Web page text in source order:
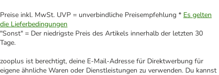
Preise inkl. MwSt. UVP = unverbindliche Preisempfehlung * Es gelten
die Lieferbedingungen
"Sonst" = Der niedrigste Preis des Artikels innerhalb der letzten 30
Tage.
zooplus ist berechtigt, deine E-Mail-Adresse für Direktwerbung für
eigene ähnliche Waren oder Dienstleistungen zu verwenden. Du kannst